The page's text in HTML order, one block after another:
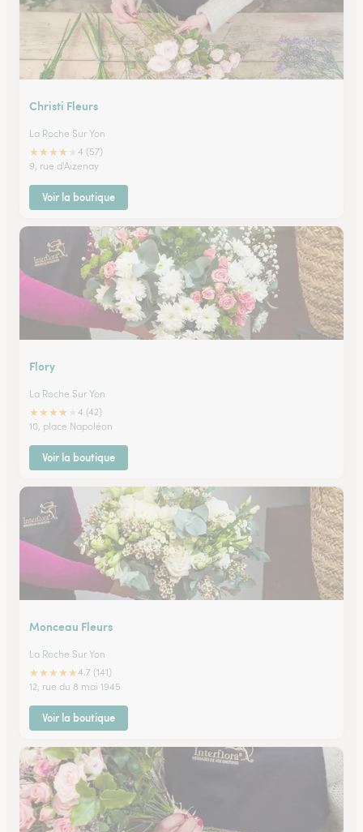
Christi Fleurs
La Roche Sur Yon
★★★★
4 (57)
9, rue d'Aizenay
Voir la boutique
Flory
La Roche Sur Yon
★★★★
4 (42)
10, place Napoléon
Voir la boutique
Monceau Fleurs
La Roche Sur Yon
★★★★★4.7 (141)
12, rue du 8 mai 1945
Voir la boutique